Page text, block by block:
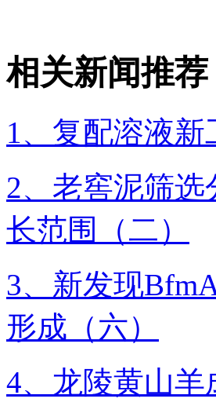
相关新闻推荐
1、复配溶液
2、老窖泥筛
长范围（二）
3、新发现
形成（六）
4、龙陵黄山